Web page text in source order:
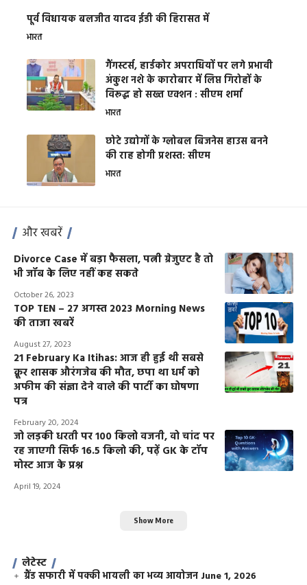
पूर्व विधायक बलजीत यादव ईडी की हिरासत में
भारत
गैंगस्टर्स, हार्डकोर अपराधियों पर लगे प्रभावी
अंकुश नशे के कारोबार में लिप्त गिरोहों के
विरूद्ध हो सख्त एक्शन : सीएम शर्मा
भारत
छोटे उद्योगों के ग्लोबल बिजनेस हाउस बनने
की राह होगी प्रशस्त: सीएम
भारत
और खबरें
Divorce Case में बड़ा फैसला, पत्नी ग्रेजुएट है तो
भी जॉब के लिए नहीं कह सकते
October 26, 2023
TOP TEN – 27 अगस्त 2023 Morning News
की ताजा खबरें
August 27, 2023
21 February Ka Itihas: आज ही हुई थी सबसे
क्रूर शासक औरंगजेब की मौत, छपा था धर्म को
अफीम की संज्ञा देने वाले की पार्टी का घोषणा
पत्र
February 20, 2024
जो लड़की धरती पर 100 किलो वजनी, वो चांद पर
रह जाएगी सिर्फ 16.5 किलो की, पढ़ें GK के टॉप
मोस्ट आज के प्रश्न
April 19, 2024
Show More
लेटेस्ट
ग्रैंड सफारी में पक्की भायली का भव्य आयोजन June 1, 2026